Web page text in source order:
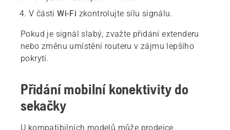
V částiWi-Fi zkontrolujte sílu signálu.
Pokud je signál slabý, zvažte přidání extenderu
nebo změnu umístění routeru v zájmu lepšího
pokrytí.
Přidání mobilní konektivity do
sekačky
U kompatibilních modelů může prodejce